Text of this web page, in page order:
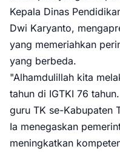
Kepala Dinas
Dwi Karyanto,
yang memeriahkan
yang berbeda.
"Alhamdulillah kita
tahun di IGTKI 76
guru TK se-Kabupaten
Ia menegaskan
meningkatkan